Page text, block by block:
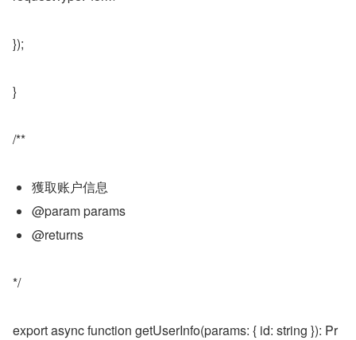
});
}
/**
獲取账户信息
@param params
@returns
*/
export async function getUserInfo(params: { id: string }): Pr